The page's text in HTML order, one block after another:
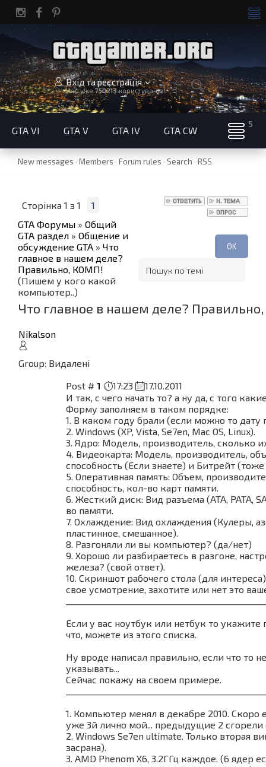
Вхід та реєстрація
Нас уже750213користувачів!
GTA VI GTA V GTA IV GTA CW
New messages · Members · Forum rules · Search · RSS
Сторінка 1 з 1
1
GTA Форумы » Общий
GTA раздел » Общение и
обсуждение GTA » Что
главное в нашем деле?
Правильно, КОМП!
(Пишем у кого какой
компьютер..)
Что главное в нашем деле?
Nikalson
Group: Видалені
Post # 1 17:23
17.10.2011
И так, с чего начать то? а ну да, с того
Форму заполняем в таком порядке:
1. В каком году брали (если можно то дату
2. Windows (XP, Vista, Se7en, Mac OS, Linux).
3. Ядро: Модель, производитель, сколько
4. Видеокарта: Модель, производитель,
способность (Если знаете) и Битрейт (тоже
5. Оперативная память: Объем,
способность, кол-во карт памяти.
6. Жесткий диск: Вид разъема (ATA, PATA,
во памяти.
7. Охлаждение: Вид охлаждения (Кулеры,
пластинное, смешанное).
8. Разгоняли ли вы компьютер? (да/нет)
9. Хорошо ли разбираетесь в разгоне,
железа? (свой ответ).
10. Скриншот рабочего стола (для
свое усмотрение, захотите или нет это
Если у вас ноутбук или нетбук то укажите
что, можете из этого списка.
Ну вроде написал правильно, если что то
указывать...
Сейчас покажу на своем примере.
1. Компьютер менял в декабре 2010. Скоро
уже 3й лично мой... предыдущие 2 сгорели
2. Windows Se7en ultimate. Только вторая
засрана).
3. AMD Phenom X6, 3.2ГГц каждое. (6 ядер